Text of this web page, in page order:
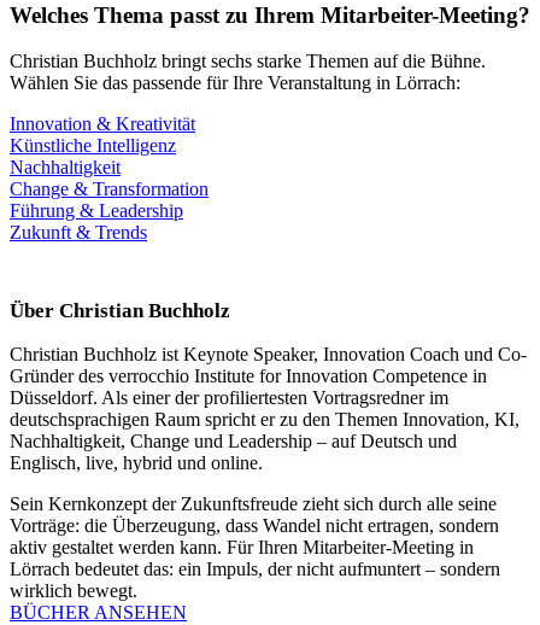
Welches Thema passt zu Ihrem Mitarbeiter-Meeting?
Christian Buchholz bringt sechs starke Themen auf die Bühne.
Wählen Sie das passende für Ihre Veranstaltung in Lörrach:
Innovation & Kreativität
Künstliche Intelligenz
Nachhaltigkeit
Change & Transformation
Führung & Leadership
Zukunft & Trends
Über Christian Buchholz
Christian Buchholz ist Keynote Speaker, Innovation Coach und Co-
Gründer des verrocchio Institute for Innovation Competence in
Düsseldorf. Als einer der profiliertesten Vortragsredner im
deutschsprachigen Raum spricht er zu den Themen Innovation, KI,
Nachhaltigkeit, Change und Leadership – auf Deutsch und
Englisch, live, hybrid und online.
Sein Kernkonzept der Zukunftsfreude zieht sich durch alle seine
Vorträge: die Überzeugung, dass Wandel nicht ertragen, sondern
aktiv gestaltet werden kann. Für Ihren Mitarbeiter-Meeting in
Lörrach bedeutet das: ein Impuls, der nicht aufmuntert – sondern
wirklich bewegt.
BÜCHER ANSEHEN